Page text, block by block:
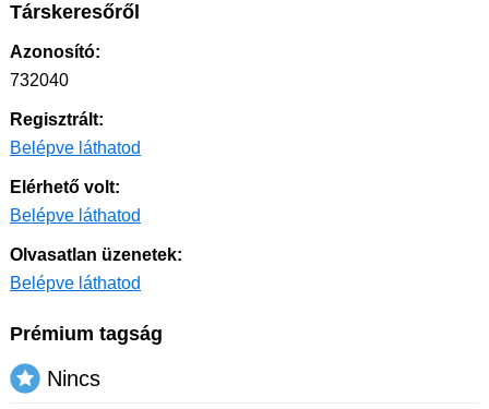
Társkeresőről
Azonosító:
732040
Regisztrált:
Belépve láthatod
Elérhető volt:
Belépve láthatod
Olvasatlan üzenetek:
Belépve láthatod
Prémium tagság
Nincs